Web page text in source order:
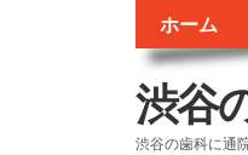
ホーム
渋谷
渋谷の歯科に通